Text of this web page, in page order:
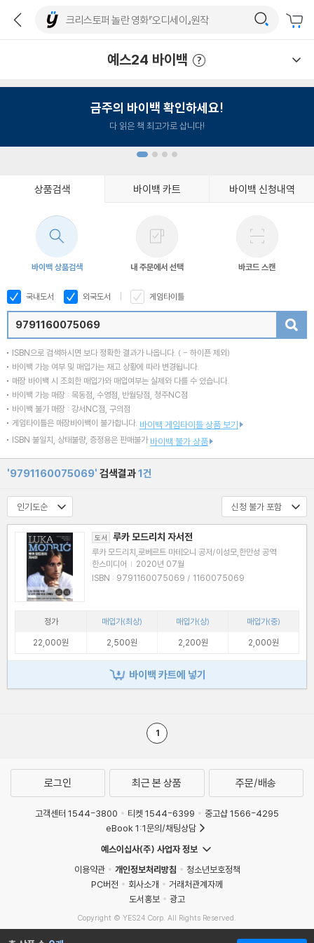
예스24 바이백
금주의 바이백 확인하세요!
다 읽은 책 최고가로 삽니다!
상품검색 바이백 카트 바이백 신청내역
바이백 상품검색 내 주문에서 선택 바코드 스캔
국내도서 외국도서 게임타이틀
ISBN으로 검색하시면 보다 정확한 결과가 나옵니다. ( - 하이픈 제외)
바이백 가능 여부 및 매입가는 재고 상황에 따라 변경됩니다.
매장 바이백 시 조회한 매입가와 매입여부는 실제와 다를 수 있습니다.
바이백 가능 매장 : 목동점, 수영점, 반월당점, 청주NC점
바이백 불가 매장 : 강서NC점, 구의점
게임타이틀은 매장바이백이 불가합니다. 바이백 게임타이틀 상품 보기
ISBN 불일치, 상태불량, 증정용은 판매불가 바이백 불가 상품
'9791160075069' 검색결과1건
도서 루카 모드리치 자서전
루카 모드리치,로베르트 마테오니 공저/이성모,한만성 공역
한스미디어 | 2020년 07월
ISBN : 9791160075069 / 1160075069
정가 매입가(최상) 매입가(상)
매입가(중)
22,000원
2,500원 2,200원 2,000원
바이백 카트에 넣기
1
로그인 최근 본 상품 주문/배송
고객센터 1544-3800 티켓 1544-6399
중고샵 1566-4295
eBook 1:1문의/채팅상담
예스이십사(주) 사업자 정보
이용약관
개인정보처리방침
청소년보호정책
PC버전
회사소개
거래처관계자께
도서홍보
광고
Copyright © YES24 Corp. All Rights Reserved.
MATOM13